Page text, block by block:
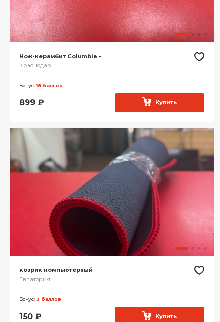
Нож-керамбит Columbia -
Краснодар
Бонус:18 баллов
899 ₽ Купить
коврик компьютерный
Евпатория
Бонус: 3 баллов
150 ₽ Купить